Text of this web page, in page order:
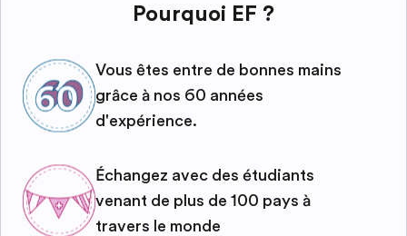
Pourquoi EF ?
Vous êtes entre de bonnes mains
grâce à nos 60 années
d'expérience.
Échangez avec des étudiants
venant de plus de 100 pays à
travers le monde